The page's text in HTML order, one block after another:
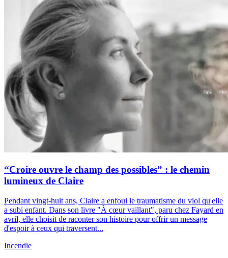
“Croire ouvre le champ des possibles” : le chemin
lumineux de Claire
Pendant vingt-huit ans, Claire a enfoui le traumatisme du viol qu'elle
a subi enfant. Dans son livre "À cœur vaillant", paru chez Fayard en
avril, elle choisit de raconter son histoire pour offrir un message
d'espoir à ceux qui traversent...
Incendie